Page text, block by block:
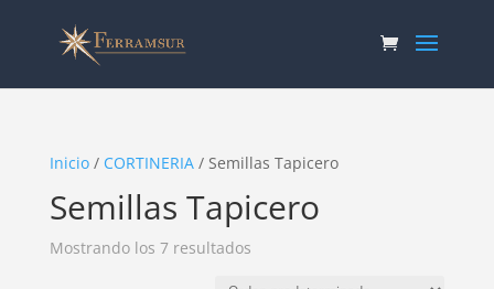
Inicio/ CORTINERIA/ Semillas Tapicero
Semillas Tapicero
Mostrando los 7 resultados